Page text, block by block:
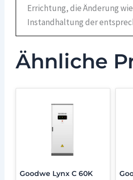
Errichtung, die Änderung
Instandhaltung der
Ähnliche
Goodwe Lynx C 60K